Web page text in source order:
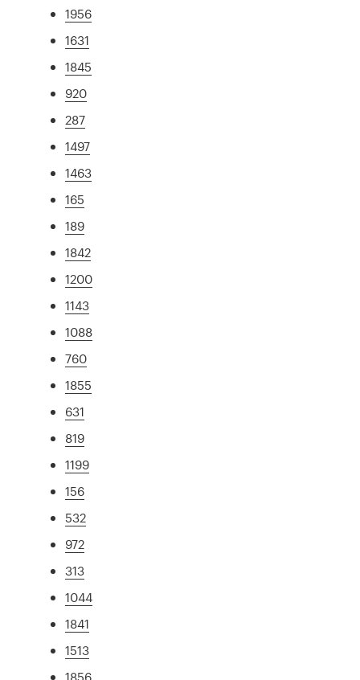
1956
1631
1845
920
287
1497
1463
165
189
1842
1200
1143
1088
760
1855
631
819
1199
156
532
972
313
1044
1841
1513
1856